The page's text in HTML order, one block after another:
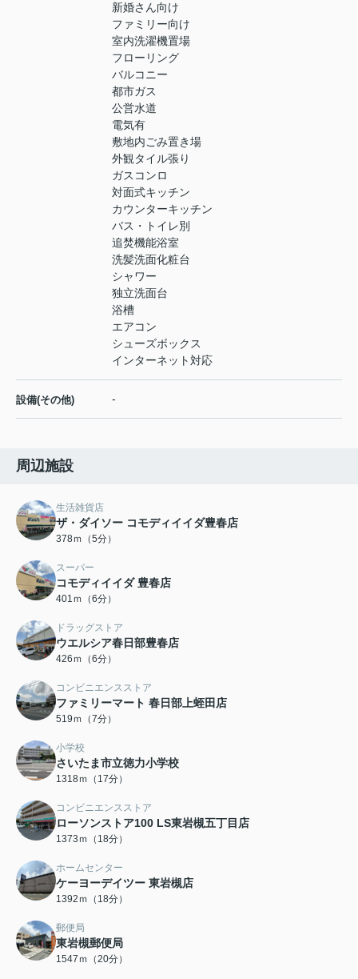
新婚さん向け
ファミリー向け
室内洗濯機置場
フローリング
バルコニー
都市ガス
公営水道
電気有
敷地内ごみ置き場
外観タイル張り
ガスコンロ
対面式キッチン
カウンターキッチン
バス・トイレ別
追焚機能浴室
洗髪洗面化粧台
シャワー
独立洗面台
浴槽
エアコン
シューズボックス
インターネット対応
設備(その他) -
周辺施設
生活雑貨店
ザ・ダイソー コモディイイダ豊春店
378ｍ（5分）
スーパー
コモディイイダ 豊春店
401ｍ（6分）
ドラッグストア
ウエルシア春日部豊春店
426ｍ（6分）
コンビニエンスストア
ファミリーマート 春日部上蛭田店
519ｍ（7分）
小学校
さいたま市立徳力小学校
1318ｍ（17分）
コンビニエンスストア
ローソンストア100 LS東岩槻五丁目店
1373ｍ（18分）
ホームセンター
ケーヨーデイツー 東岩槻店
1392ｍ（18分）
郵便局
東岩槻郵便局
1547ｍ（20分）